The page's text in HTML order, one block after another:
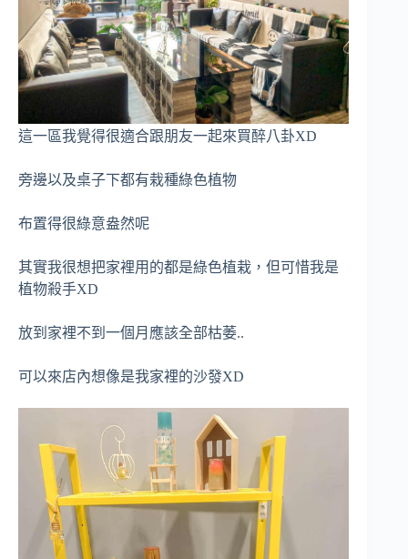
這一區我覺得很適合跟朋友一起來買醉八卦XD
旁邊以及桌子下都有栽種綠色植物
布置得很綠意盎然呢
其實我很想把家裡用的都是綠色植栽，但可惜我是
植物殺手XD
放到家裡不到一個月應該全部枯萎..
可以來店內想像是我家裡的沙發XD